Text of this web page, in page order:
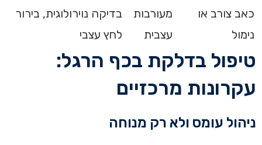
כאב צורב או
נימול
מעורבות
עצבית
בדיקה נוירולוגית, בירור
לחץ עצבי
טיפול בדלקת בכף הרגל:
עקרונות מרכזיים
ניהול עומס ולא רק מנוחה